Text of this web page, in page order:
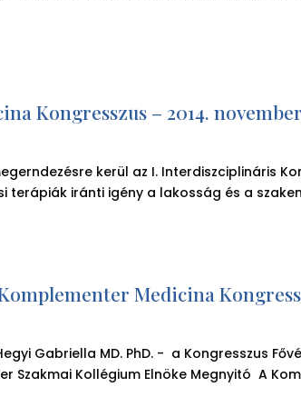
Kongresszus – 2014. november
kerül az I. Interdiszciplináris
iránti igény a lakosság és a
Medicina
Gabriella MD. PhD. - a Kongresszus
Szakmai Kollégium Elnöke Megnyitó A